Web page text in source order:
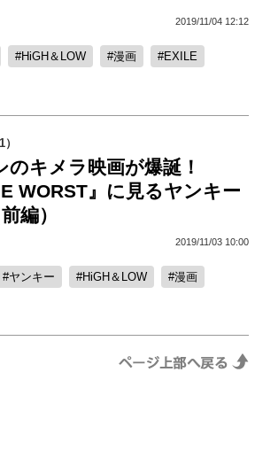
2019/11/04 12:12
HiGH＆LOW 漫画 EXILE
キメラ映画が爆誕！
WORST』に見るヤンキー
編）
2019/11/03 10:00
ヤンキー HiGH＆LOW 漫画